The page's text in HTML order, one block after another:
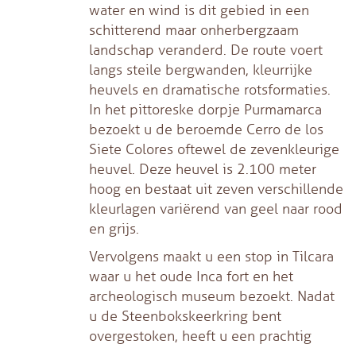
water en wind is dit gebied in een
schitterend maar onherbergzaam
landschap veranderd. De route voert
langs steile bergwanden, kleurrijke
heuvels en dramatische rotsformaties.
In het pittoreske dorpje Purmamarca
bezoekt u de beroemde Cerro de los
Siete Colores oftewel de zevenkleurige
heuvel. Deze heuvel is 2.100 meter
hoog en bestaat uit zeven verschillende
kleurlagen variërend van geel naar rood
en grijs.
Vervolgens maakt u een stop in Tilcara
waar u het oude Inca fort en het
archeologisch museum bezoekt. Nadat
u de Steenbokskeerkring bent
overgestoken, heeft u een prachtig